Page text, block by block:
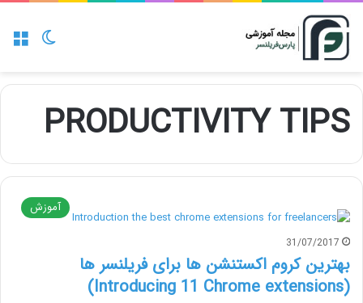
تغییر
PRODUCTIVITY TIPS
آموزش
31/07/2017
بهترین کروم اکستنشن ها برای فریلنسر ها
(Introducing 11 Chrome extensions)